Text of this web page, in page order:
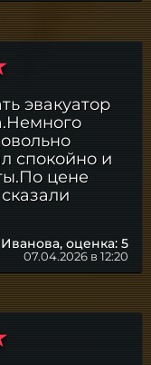
эвакуатор
спокойно и
цене
оценка: 5
07.04.2026 в 12:20